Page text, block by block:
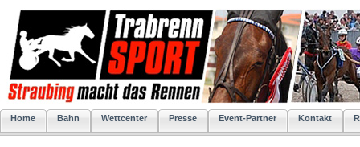
Home Bahn Wettcenter Presse Event-Partner Kontakt